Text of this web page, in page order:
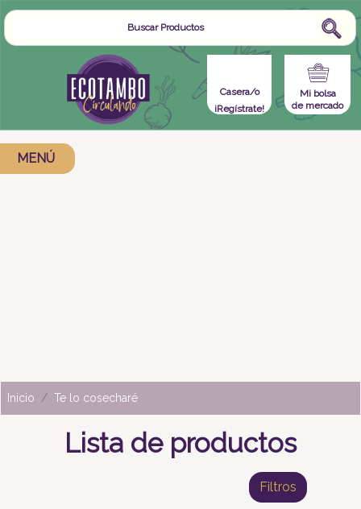
Casera/o
¡Regístrate!
Mi bolsa
de mercado
MENÚ
Inicio Te lo cosecharé
Lista de productos
Filtros